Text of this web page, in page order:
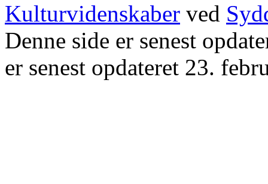
Kulturvidenskaber ved
Denne side er senest
er senest opdateret 23.